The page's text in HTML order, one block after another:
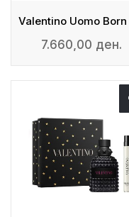
7.660,00 ден.